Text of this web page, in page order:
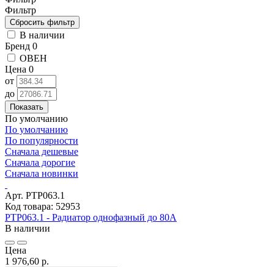
Фильтр
В наличии
Бренд 0
ОВЕН
Цена 0
от
до
Показать
По умолчанию
По умолчанию
По популярности
Сначала дешевые
Сначала дорогие
Сначала новинки
Арт. РТР063.1
Код товара: 52953
РТР063.1 - Радиатор однофазный до 80А
В наличии
Цена
1 976,60 р.